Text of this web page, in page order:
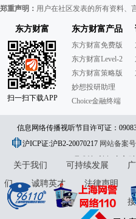
郑重声明： 用户在社区发表的所有资料、
东方财富
扫一扫下载APP
东方财富产品
东方财富免费版
东方财富Level-2
东方财富策略版
妙想投研助理
Choice金融终端
信息网络传播视听节目许可证：
913101046312860336 违法和不
沪ICP证:沪B2-20070217 网站备案
31010402000120号版权所有:东方
关于我们 可持续发展
们
诚聘英才 法律声明
接